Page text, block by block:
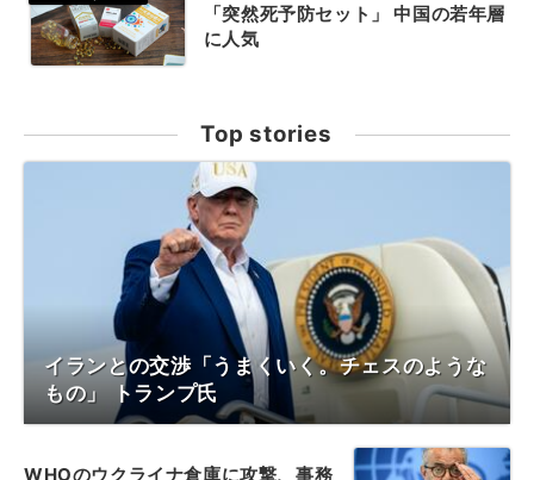
「突然死予防セット」 中国の若年層
に人気
Top stories
イランとの交渉「うまくいく。チェスのような
もの」 トランプ氏
WHOのウクライナ倉庫に攻撃、事務